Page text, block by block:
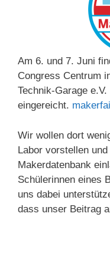
Am 6. und 7. Juni
Congress Centrum
Technik-Garage
eingereicht.
Wir wollen dort
Labor vorstellen
Makerdatenbank
Schülerinnen eines
uns dabei
dass unser Beitrag